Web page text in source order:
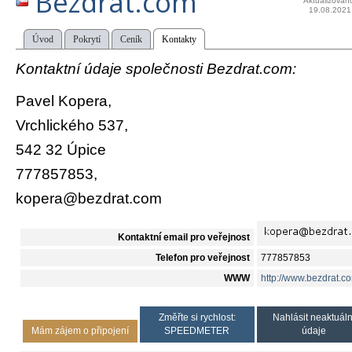
19.08.2021
Úvod Pokrytí Ceník Kontakty
Kontaktní údaje společnosti Bezdrat.com:
Pavel Kopera,
Vrchlického 537,
542 32 Úpice
777857853,
kopera@bezdrat.com
Kontaktní email pro veřejnost
Telefon pro veřejnost 777857853
WWW http://
Mám zájem o připojení
Změřte si rychlost:
SPEEDMETER
Nahlásit
údaje